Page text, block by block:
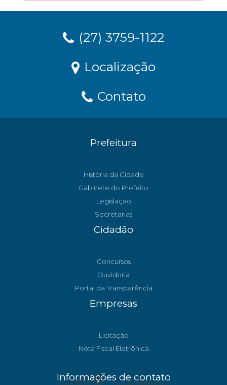
(27) 3759-1122
Localização
Contato
Prefeitura
História da Cidade
Gabinete do Prefeito
Legislação
Secretarias
Cidadão
Concursos
Ouvidoria
Portal da Transparência
Empresas
Licitação
Nota Fiscal Eletrônica
Informações de contato